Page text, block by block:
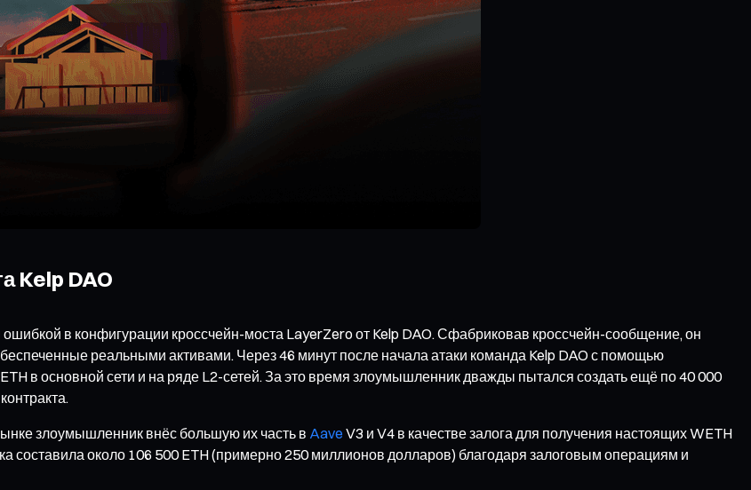
Kelp DAO
в конфигурации кроссчейн-моста LayerZero от Kelp DAO. Сфабриковав кроссчейн-сообщение, он
реальными активами. Через 46 минут после начала атаки команда Kelp DAO с помощью
в основной сети и на ряде L2-сетей. За это время злоумышленник дважды пытался создать ещё по 40 000
злоумышленник внёс большую их часть в Aave V3 и V4 в качестве залога для получения настоящих WETH
около 106 500 ETH (примерно 250 миллионов долларов) благодаря залоговым операциям и